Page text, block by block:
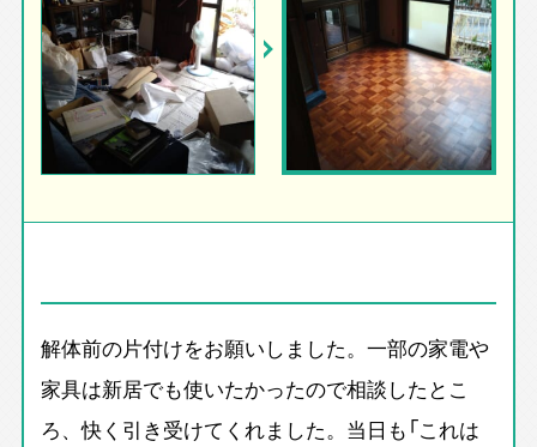
解体前の片付けをお願いしました。一部の家電や
家具は新居でも使いたかったので相談したとこ
ろ、快く引き受けてくれました。当日も「これは